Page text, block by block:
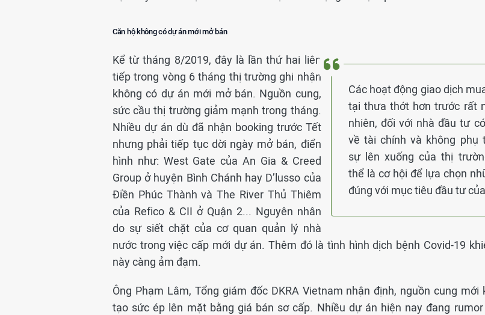
Căn hộ không có dự án mới mở bán
Các hoạt động giao dịch
tại thưa thớt hơn trước rất
nhiên, đối với nhà đầu tư
về tài chính và không phụ
sự lên xuống của thị
thể là cơ hội để lựa chọn
đúng với mục tiêu đầu tư
Kể từ tháng 8/2019, đây là lần thứ hai liên
tiếp trong vòng 6 tháng thị trường ghi nhận
không có dự án mới mở bán. Nguồn cung,
sức cầu thị trường giảm mạnh trong tháng.
Nhiều dự án dù đã nhận booking trước Tết
nhưng phải tiếp tục dời ngày mở bán, điển
hình như: West Gate của An Gia & Creed
Group ở huyện Bình Chánh hay D’lusso của
Điền Phúc Thành và The River Thủ Thiêm
của Refico & CII ở Quận 2... Nguyên nhân
do sự siết chặt của cơ quan quản lý nhà
nước trong việc cấp mới dự án. Thêm đó là tình hình dịch bệnh Covid-19
này càng ảm đạm.
Ông Phạm Lâm, Tổng giám đốc DKRA Vietnam nhận định, nguồn cung mới
tạo sức ép lên mặt bằng giá bán sơ cấp. Nhiều dự án hiện nay đang